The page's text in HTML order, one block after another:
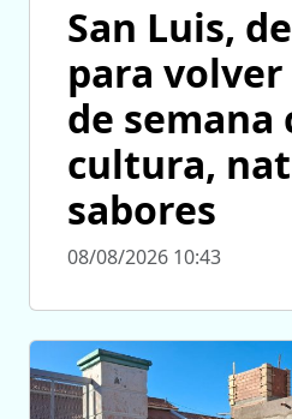
San Luis,
para
de semana
cultura,
sabores
08/08/2026 10:43